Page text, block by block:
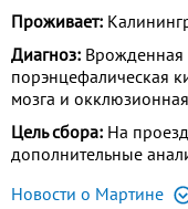
Проживает:
Диагноз: Врожденная
порэнцефалическая
мозга и
Цель сбора: На
дополнительные
Новости о Мартине